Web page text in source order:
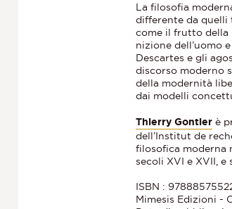
La filosofia
differente da quelli
come il frutto della
nizione dell’uomo
Descartes e gli
discorso moderno
della modernità
dai modelli
Thierry Gontier è
dell’Institut de
filosofica moderna
secoli XVI e XVII,
ISBN :
Mimesis Edizioni -